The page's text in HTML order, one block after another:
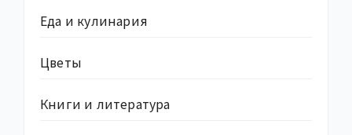
Еда и кулинария
Цветы
Книги и литература